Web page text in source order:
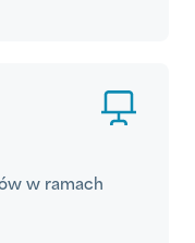
w ramach